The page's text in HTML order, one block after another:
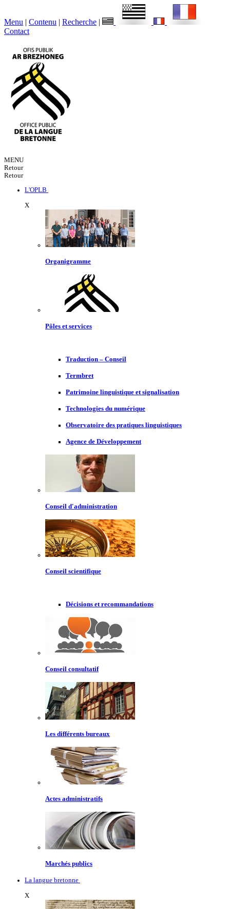
Menu | Contenu | Recherche |
Contact
MENU
Retour
Retour
L'OPLB
X
Organigramme
Pôles et services
Traduction – Conseil
Termbret
Patrimoine linguistique et signalisation
Technologies du numérique
Observatoire des pratiques linguistiques
Agence de Développement
Conseil d'administration
Conseil scientifique
Décisions et recommandations
Conseil consultatif
Les différents bureaux
Actes administratifs
Marchés publics
La langue bretonne
X